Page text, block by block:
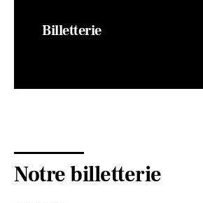
Billetterie
Notre billetterie